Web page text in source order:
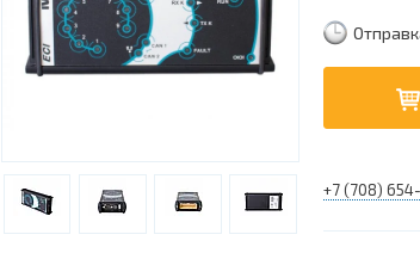
+7 (708)